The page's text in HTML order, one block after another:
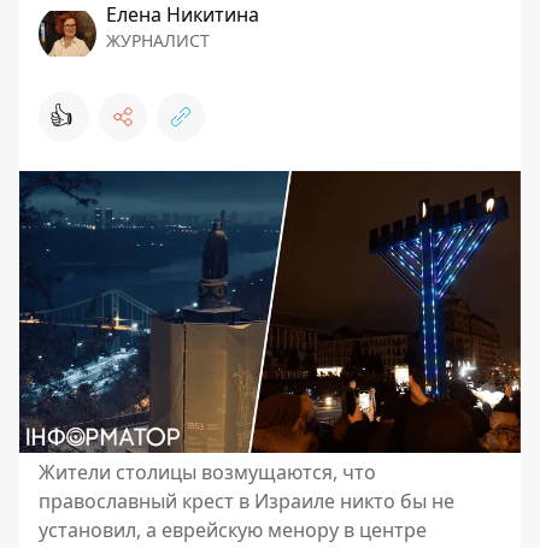
Елена Никитина
ЖУРНАЛИСТ
👍
Жители столицы возмущаются, что
православный крест в Израиле никто бы не
установил, а еврейскую менору в центре